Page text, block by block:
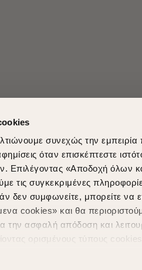
συνεχώς την
όταν επισκέπτεστε
Επιλέγοντας «Αποδοχή όλων
τις συγκεκριμένες
δεν συμφωνείτε, μπορείτε να
cookies» και θα
την ασφαλή απόδοση και
ορισμένους τύπους
τις επιλογές σας
Shopping in secure with